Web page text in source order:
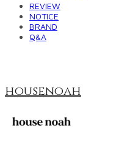
REVIEW
NOTICE
BRAND
Q&A
housenoah